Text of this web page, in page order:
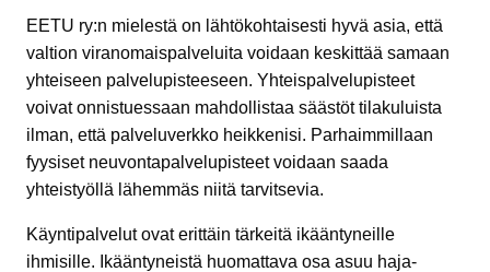
EETU ry:n mielestä on lähtökohtaisesti hyvä asia, että
valtion viranomaispalveluita voidaan keskittää samaan
yhteiseen palvelupisteeseen. Yhteispalvelupisteet
voivat onnistuessaan mahdollistaa säästöt tilakuluista
ilman, että palveluverkko heikkenisi. Parhaimmillaan
fyysiset neuvontapalvelupisteet voidaan saada
yhteistyöllä lähemmäs niitä tarvitsevia.
Käyntipalvelut ovat erittäin tärkeitä ikääntyneille
ihmisille. Ikääntyneistä huomattava osa asuu haja-